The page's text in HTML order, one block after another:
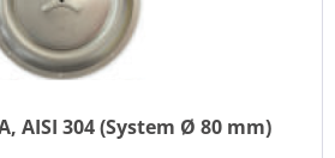
AISI 304 (System Ø 80 mm)